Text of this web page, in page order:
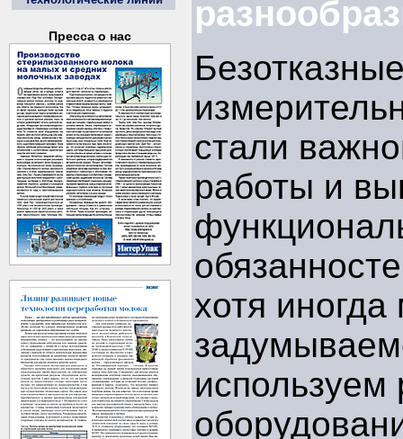
Пресса о нас
стали
работы и
хотя
используем